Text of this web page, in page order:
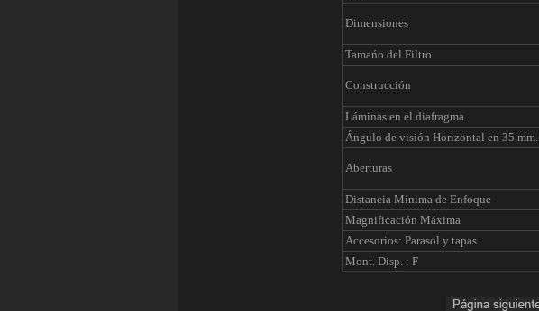
Dimensiones
Tamańo del Filtro
Construcción
Láminas en el diafragma
Ángulo de visión Horizontal en 35 mm.
Aberturas
Distancia Mínima de Enfoque
Magnificación Máxima
Accesorios: Parasol y tapas.
Mont. Disp. : F